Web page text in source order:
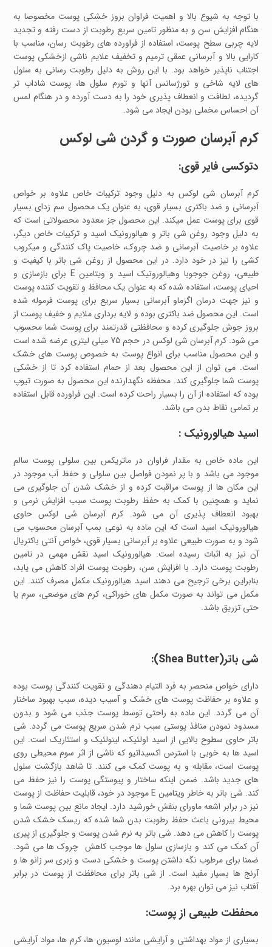
با توجه به شیوع بالا و اهمیت فراوان بروز خشکی پوست مخصوصا به
هنگام افزایش سن و به منظور تامین سریع رطوبت از دست رفته و تجدید
لایه چربی سطح پوست، استفاده از فراورده های رطوبت رسان، مناسب با
کارایی بالا و آبرسانی عمقی ترمیم و تخفیف علایم ناشی ازخشکی پوست
اجتناب ناپذیر خواهد بود. با این روش به دلیل رطوبت رسانی به سلول
های لایه شاخی و تورژسانس آنها و تورم سلول ها، پوست شاداب تر
گردیده، لطافت و انعطاف پذیری خود را به دست آورده و در هنگام لمس
آن احساس مخملی بودن ایجاد می شود.
کرم آبرسان صورت و گردن شی لوکس
دتوکسی فایر قوی:
کرم آبرسان شی لوکس به دلیل وجود ترکیبات خاص علاوه بر خواص
آبرسانی و ضد باکتری بسیار قوی، به عنوان یک محصول سم زدای بسیار
قوی برای پوست عمل میکند. این محصول جز معدود محصولاتی است که
به دلیل وجود روغن شی باتر و هیالورونیک اسید و ترکیبات خاص دیگر،
علاوه بر خاصیت آبرسانی و ضد چروک، خاصیت پاک کنندگی و میکروب
کشی را نیز در خود دارد. در این محصول از روغن شی باتر با کیفیت و
طبیعی، روغن جوجوبا وهیالورونیک اسید و ویتامین E برای بازسازی و
احیای پوست، استفاده شده که به عنوان یک محافظ و تقویت کننده پوست
و نیز جهت درمان اگزماو آبرسانی بسیار سریع برای پوست فرموله شده
است. این محصول ضد باکتری بوده و لایه برداری ملایم و خفیف پوست از
بروز جوش جلوگیری کرده و محافظتی قدرتمند برای پوست شما محسوب
می شود. کرم آبرسان شی لوکس در حجم 75 میلی لیتری عرضه شده است
و این محصول مناسب برای انواع پوست به خصوص پوست های خشک
است. می توان از این محصول بعد از حمام استفاده کرد تا از خشکی
پوست شما جلوگیری کند. محفظه نگهدارنده این محصول به صورت تیوپ
بوده که استفاده از آن را بسیار راحت کرده است. این فراورده قابل استفاده
بر تمامی نقاط بدن می باشد.
اسید هیالورونیک :
این ماده خاص به مقدار فراوان در ماتریکس بین سلولی پوست سالم
موجود می باشد و با پر نمودن فواصل بین سلولی و حفظ آب موجود در
این مکان ها از پوست مراقبت کرده و از خشک شدن آن جلوگیری می
نماید و همچنین با کمک به حفظ رطوبت پوست سبب افزایش نرمی و
بهبود انعطاف پذیری آن می شود. کرم آبرسان شی لوکس حاوی
هیالورونیک اسید است که این ماده به نوعی بمب آبرسان محسوب می
شود و به صورت طبیعی علاوه بر آبرسانی بسیار قوی، خواص آنتی باکتریال
آن نیز به اثبات رسیده است. هیالورونیک اسید نقش مهمی در تامین
رطوبت پوست دارد. با افزایش سن، رطوبت پوست افراد کاهش می یابد،
بنابراین برخی ترجیح می دهند اسید هیالورونیک مکمل مصرف کنند. این
مکمل می تواند به صورت مکمل های خوراکی، کرم های موضعی، سرم یا
حتی تزریق باشد.
شی باتر(Shea Butter):
دارای خواص منحصر به فرد التیام دهندگی و تقویت کنندگی پوست بوده
و علاوه بر حفاظت پوست های خشک و آسیب دیده، سبب بهبود ساختار
آن می گردد. این ماده به راحتی توسط پوست جذب می شود و بدون
مسدود نمودن منافذ پوستی سبب نرم شدن سریع پوست می گردد. شی
باتر حاوی سطوح بالایی از اسید اولئیک، لینولئیک و استئاریک است. این
اسید ها به خوبی با استرس اکسیداتیو که ناشی از اثر سوم محیطی روی
پوست است، مقابله و به پوست کمک می کنند. تا شاهد بازگشت سلول
های جدید باشد. ضمن اینکه ساختار و پیوستگی پوست را نیز حفظ می
کند. شی باتر به خاطر ویتامین E موجود در خود، قابلیت حفاظت از پوست
نیز در برابر اشعه ماورای بنفش خورشید دارد. ایجاد مانع بین پوست شما و
محیط بیرونی باعث حفظ رطوبت بدن شما شده که ریسک خشک شدن
پوست را کاهش می دهد. شی باتر به نرم شدن پوست و جلوگیری از پیری
آن کمک می کند و بازسازی سلول ها موجب کاهش چروک ها می شود.
ضمنا برای مرطوب نگه داشتن پوست و خشکی دست و زبری سر زانو ها و
آرنج ها بسیار مفید است. از شی باتر برای محافظت از پوست در برابر
آفتاب نیز می توان بهره برد.
محفظت طبیعی از پوست:
بسیاری از مواد بهداشتی و آرایشی مانند لوسیون ها، کرم ها، مواد آرایشی